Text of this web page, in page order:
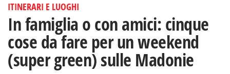
ITINERARI E LUOGHI
In famiglia o con amici: cinque
cose da fare per un weekend
(super green) sulle Madonie